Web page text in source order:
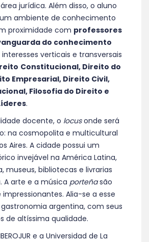
jurídica. Além disso, o aluno
ambiente de conhecimento
proximidade com professores
do conhecimento
verticais e transversais
Constitucional, Direito do
Empresarial, Direito Civil,
Filosofia do Direito e
.
docente, o locusonde será
na cosmopolita e multicultural
Aires. A cidade possui um
invejável na América Latina,
museus, bibliotecas e livrarias
A arte e a música porteñasão
Alia-se a esse
argentina, com seus
de altíssima qualidade.
e a Universidad de La